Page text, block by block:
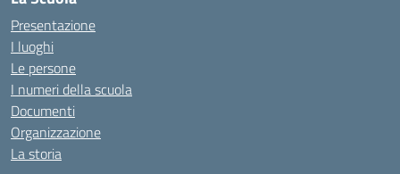
Presentazione
I luoghi
Le persone
I numeri della scuola
Documenti
Organizzazione
La storia